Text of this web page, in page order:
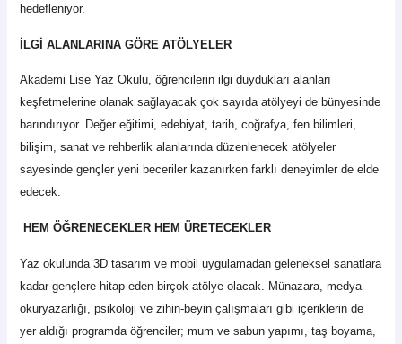
hedefleniyor.
İLGİ ALANLARINA GÖRE ATÖLYELER
Akademi Lise Yaz Okulu, öğrencilerin ilgi duydukları alanları
keşfetmelerine olanak sağlayacak çok sayıda atölyeyi de bünyesinde
barındırıyor. Değer eğitimi, edebiyat, tarih, coğrafya, fen bilimleri,
bilişim, sanat ve rehberlik alanlarında düzenlenecek atölyeler
sayesinde gençler yeni beceriler kazanırken farklı deneyimler de elde
edecek.
HEM ÖĞRENECEKLER HEM ÜRETECEKLER
Yaz okulunda 3D tasarım ve mobil uygulamadan geleneksel sanatlara
kadar gençlere hitap eden birçok atölye olacak. Münazara, medya
okuryazarlığı, psikoloji ve zihin-beyin çalışmaları gibi içeriklerin de
yer aldığı programda öğrenciler; mum ve sabun yapımı, taş boyama,